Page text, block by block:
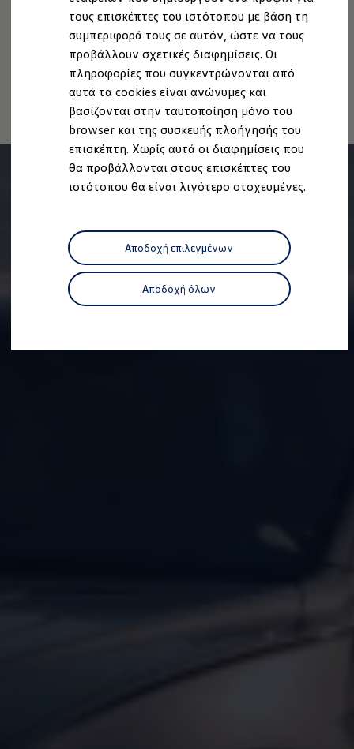
τους επισκέπτες του ιστότοπου με βάση τη
συμπεριφορά τους σε αυτόν, ώστε να τους
προβάλλουν σχετικές διαφημίσεις. Οι
πληροφορίες που συγκεντρώνονται από
αυτά τα cookies είναι ανώνυμες και
βασίζονται στην ταυτοποίηση μόνο του
browser και της συσκευής πλοήγησής του
επισκέπτη. Χωρίς αυτά οι διαφημίσεις που
θα προβάλλονται στους επισκέπτες του
ιστότοπου θα είναι λιγότερο στοχευμένες.
Αποδοχή επιλεγμένων
Αποδοχή όλων
Ανακύκλωση & Επιστροφή
Ανακλήσεις ασφαλείας και Τεχνικά μέτρα
Προειδοποιητικές και ενδεικτικές λυχνίες
Eνημερώσεις λογισμικού
Digital Manual - Ψηφιακό εγχειρίδιο
XTL diesel fuel
Υπηρεσίες Volkswagen
Υπηρεσίες Volkswagen Click@Service
Pick Up & Delivery
Φροντίδα Clean Plus
Επαγγελματικά Οχήματα Volkswagen
Συντήρηση & Επισκευή Επαγγελματικών
Σημαντικές πληροφορίες
Εγγύηση Επαγγελματικών Volkswagen
Εξουσιοδοτημένο Δίκτυο Volkswagen
Αστυπάλαια: Κίνητρα Επιδότησης
Volkswagen Bulli - 75 Χρόνια Κληρονομιάς
Bulli magazine
VW Bus History
Δήλωση Προσβασιμότητας
Πληροφορίες για την Προσβασιμότητα
EU Data Act
Ανάκληση Ψηφιακών υπηρεσιών